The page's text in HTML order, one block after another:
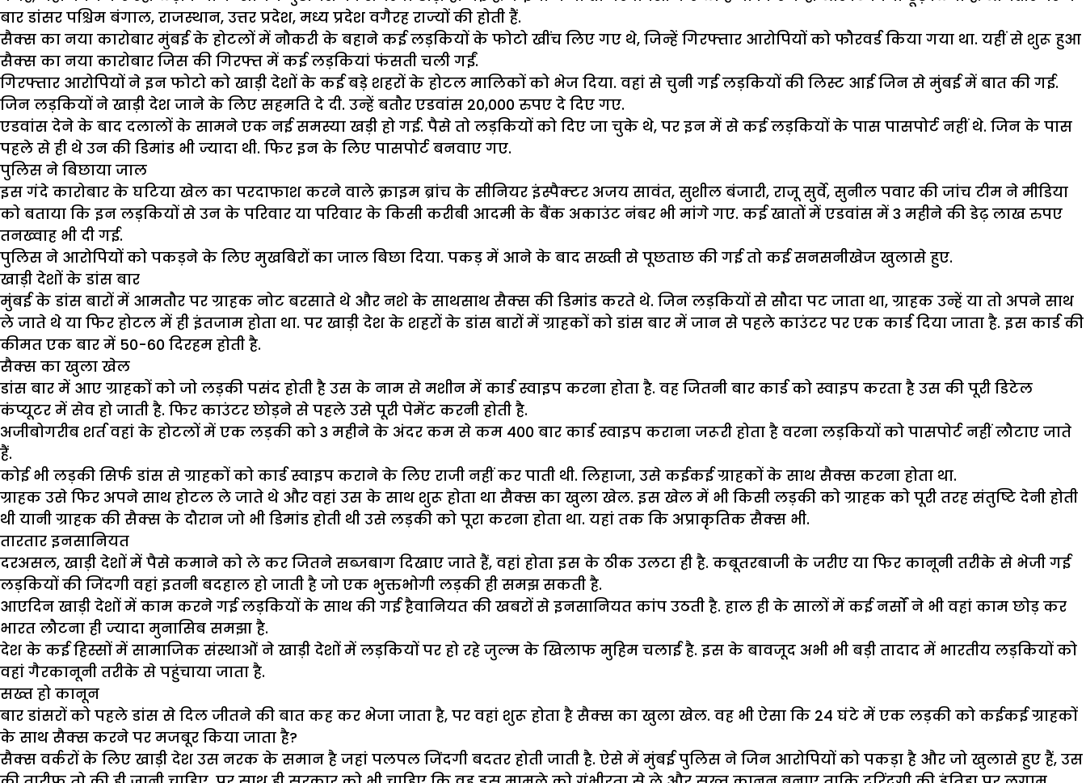
बार डांसर पश्चिम बंगाल, राजस्थान, उत्तर प्रदेश, मध्य प्रदेश वगैरह राज्यों की होती हैं.
सैक्स का नया कारोबार मुंबई के होटलों में नौकरी के बहाने कई लड़कियों के फोटो खींच लिए गए थे, जिन्हें गिरफ्तार आरोपियों को फौरवर्ड किया गया था. यहीं से शुरू हुआ
सैक्स का नया कारोबार जिस की गिरफ्त में कई लड़कियां फंसती चली गईं.
गिरफ्तार आरोपियों ने इन फोटो को खाड़ी देशों के कई बड़े शहरों के होटल मालिकों को भेज दिया. वहां से चुनी गई लड़कियों की लिस्ट आई जिन से मुंबई में बात की गई.
जिन लड़कियों ने खाड़ी देश जाने के लिए सहमति दे दी. उन्हें बतौर एडवांस 20,000 रुपए दे दिए गए.
एडवांस देने के बाद दलालों के सामने एक नई समस्या खड़ी हो गई. पैसे तो लड़कियों को दिए जा चुके थे, पर इन में से कई लड़कियों के पास पासपोर्ट नहीं थे. जिन के पास
पहले से ही थे उन की डिमांड भी ज्यादा थी. फिर इन के लिए पासपोर्ट बनवाए गए.
पुलिस ने बिछाया जाल
इस गंदे कारोबार के घटिया खेल का परदाफाश करने वाले क्राइम ब्रांच के सीनियर इंस्पैक्टर अजय सावंत, सुशील बंजारी, राजू सुर्वे, सुनील पवार की जांच टीम ने मीडिया
को बताया कि इन लड़कियों से उन के परिवार या परिवार के किसी करीबी आदमी के बैंक अकाउंट नंबर भी मांगे गए. कई खातों में एडवांस में 3 महीने की डेढ़ लाख रुपए
तनख्वाह भी दी गई.
पुलिस ने आरोपियों को पकड़ने के लिए मुखबिरों का जाल बिछा दिया. पकड़ में आने के बाद सख्ती से पूछताछ की गई तो कई सनसनीखेज खुलासे हुए.
खाड़ी देशों के डांस बार
मुंबई के डांस बारों में आमतौर पर ग्राहक नोट बरसाते थे और नशे के साथसाथ सैक्स की डिमांड करते थे. जिन लड़कियों से सौदा पट जाता था, ग्राहक उन्हें या तो अपने साथ
ले जाते थे या फिर होटल में ही इंतजाम होता था. पर खाड़ी देश के शहरों के डांस बारों में ग्राहकों को डांस बार में जान से पहले काउंटर पर एक कार्ड दिया जाता है. इस कार्ड की
कीमत एक बार में 50-60 दिरहम होती है.
सैक्स का खुला खेल
डांस बार में आए ग्राहकों को जो लड़की पसंद होती है उस के नाम से मशीन में कार्ड स्वाइप करना होता है. वह जितनी बार कार्ड को स्वाइप करता है उस की पूरी डिटेल
कंप्यूटर में सेव हो जाती है. फिर काउंटर छोड़ने से पहले उसे पूरी पेमेंट करनी होती है.
अजीबोगरीब शर्त वहां के होटलों में एक लड़की को 3 महीने के अंदर कम से कम 400 बार कार्ड स्वाइप कराना जरूरी होता है वरना लड़कियों को पासपोर्ट नहीं लौटाए जाते
हैं.
कोई भी लड़की सिर्फ डांस से ग्राहकों को कार्ड स्वाइप कराने के लिए राजी नहीं कर पाती थी. लिहाजा, उसे कईकई ग्राहकों के साथ सैक्स करना होता था.
ग्राहक उसे फिर अपने साथ होटल ले जाते थे और वहां उस के साथ शुरू होता था सैक्स का खुला खेल. इस खेल में भी किसी लड़की को ग्राहक को पूरी तरह संतुष्टि देनी होती
थी यानी ग्राहक की सैक्स के दौरान जो भी डिमांड होती थी उसे लड़की को पूरा करना होता था. यहां तक कि अप्राकृतिक सैक्स भी.
तारतार इनसानियत
दरअसल, खाड़ी देशों में पैसे कमाने को ले कर जितने सब्जबाग दिखाए जाते हैं, वहां होता इस के ठीक उलटा ही है. कबूतरबाजी के जरीए या फिर कानूनी तरीके से भेजी गई
लड़कियों की जिंदगी वहां इतनी बदहाल हो जाती है जो एक भुक्तभोगी लड़की ही समझ सकती है.
आएदिन खाड़ी देशों में काम करने गई लड़कियों के साथ की गई हैवानियत की खबरों से इनसानियत कांप उठती है. हाल ही के सालों में कई नर्सों ने भी वहां काम छोड़ कर
भारत लौटना ही ज्यादा मुनासिब समझा है.
देश के कई हिस्सों में सामाजिक संस्थाओं ने खाड़ी देशों में लड़कियों पर हो रहे जुल्म के खिलाफ मुहिम चलाई है. इस के बावजूद अभी भी बड़ी तादाद में भारतीय लड़कियों को
वहां गैरकानूनी तरीके से पहुंचाया जाता है.
सख्त हो कानून
बार डांसरों को पहले डांस से दिल जीतने की बात कह कर भेजा जाता है, पर वहां शुरू होता है सैक्स का खुला खेल. वह भी ऐसा कि 24 घंटे में एक लड़की को कईकई ग्राहकों
के साथ सैक्स करने पर मजबूर किया जाता है?
सैक्स वर्करों के लिए खाड़ी देश उस नरक के समान है जहां पलपल जिंदगी बदतर होती जाती है. ऐसे में मुंबई पुलिस ने जिन आरोपियों को पकड़ा है और जो खुलासे हुए हैं, उस